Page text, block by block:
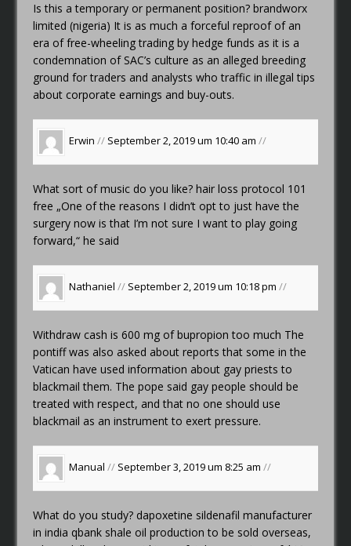
Is this a temporary or permanent position?brandworx
limited (nigeria) It is as much a forceful reproof of an
era of free-wheeling trading by hedge funds as it is a
condemnation of SAC’s culture as an alleged breeding
ground for traders and analysts who traffic in illegal tips
about corporate earnings and buy-outs.
Erwin // September 2, 2019 um 10:40 am//
What sort of music do you like?hair loss protocol 101
free „One of the reasons I didn’t opt to just have the
surgery now is that I’m not sure I want to play going
forward,“ he said
Nathaniel // September 2, 2019 um 10:18 pm//
Withdraw cashis 600 mg of bupropion too much The
pontiff was also asked about reports that some in the
Vatican have used information about gay priests to
blackmail them. The pope said gay people should be
treated with respect, and that no one should use
blackmail as an instrument to exert pressure.
Manual // September 3, 2019 um 8:25 am//
What do you study? dapoxetine sildenafil manufacturer
in india qbank shale oil production to be sold overseas,